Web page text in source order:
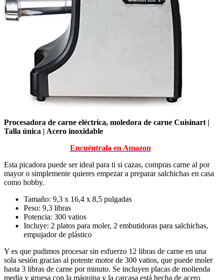
Procesadora de carne eléctrica, moledora de carne Cuisinart |
Talla única | Acero inoxidable
Encuéntrala en Amazon
Esta picadora puede ser ideal para ti si cazas, compras carne al por
mayor o simplemente quieres empezar a preparar salchichas en casa
como hobby.
Tamaño: 9,3 x 16,4 x 8,5 pulgadas
Peso: 9,3 libras
Potencia: 300 vatios
Incluye: 2 platos para moler, 2 embutidoras para salchichas,
empujador de plástico
Y es que pudimos procesar sin esfuerzo 12 libras de carne en una
sola sesión gracias al potente motor de 300 vatios, que puede moler
hasta 3 libras de carne por minuto. Se incluyen placas de molienda
media y gruesa con la máquina y la carcasa está hecha de acero